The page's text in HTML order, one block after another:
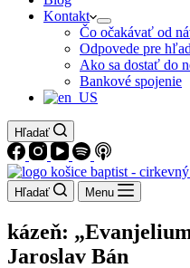
Kontakt
Čo očakávať od
Odpovede pre
Ako sa dostať do
Bankové spojenie
Hľadať
Hľadať Menu
kázeň:
Jaroslav Bán